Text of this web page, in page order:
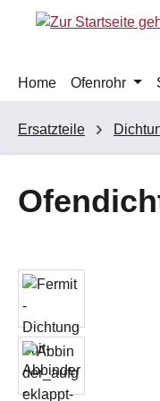
Hauptinhalt springen
Zur Suche springen
Zur
Home Ofenrohr
Ersatzteile
Bildergalerie